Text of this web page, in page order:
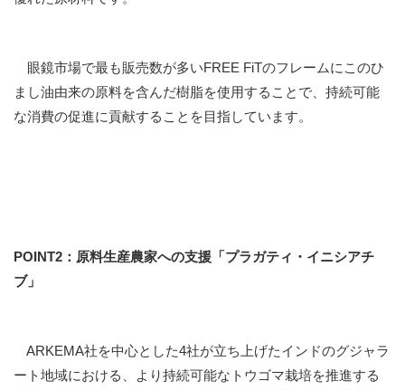
眼鏡市場で最も販売数が多いFREE FiTのフレームにこのひ
まし油由来の原料を含んだ樹脂を使用することで、持続可能
な消費の促進に貢献することを目指しています。
POINT2 ：原料生産農家への支援「プラガティ・イニシアチ
ブ」
ARKEMA社を中心とした4社が立ち上げたインドのグジャラ
ート地域における、より持続可能なトウゴマ栽培を推進する